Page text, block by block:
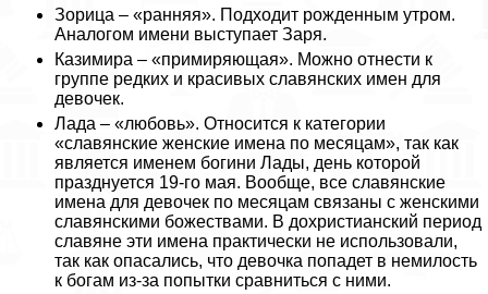
Зорица – «ранняя». Подходит рожденным утром.
Аналогом имени выступает Заря.
Казимира – «примиряющая». Можно отнести к
группе редких и красивых славянских имен для
девочек.
Лада – «любовь». Относится к категории
«славянские женские имена по месяцам», так как
является именем богини Лады, день которой
празднуется 19-го мая. Вообще, все славянские
имена для девочек по месяцам связаны с женскими
славянскими божествами. В дохристианский период
славяне эти имена пpaктически не использовали,
так как опасались, что дeвoчка попадет в немилость
к богам из-за попытки сравниться с ними.